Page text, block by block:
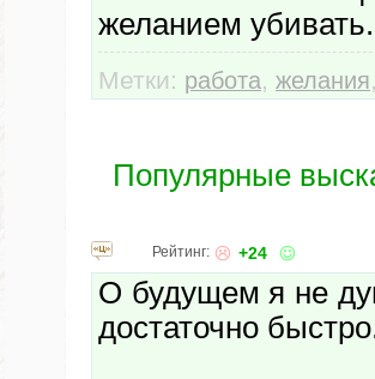
желанием убивать.
Метки: работа, желания,
Популярные
Рейтинг: +24
О будущем я не
достаточно